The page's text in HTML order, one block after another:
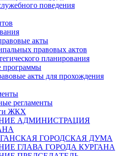
поведения
акты
правовых актов
планирования
программы
акты для прохождения
регламенты
ЖКХ
АДМИНИСТРАЦИЯ
ГОРОДСКАЯ ДУМА
ГЛАВА ГОРОДА КУРГАНА